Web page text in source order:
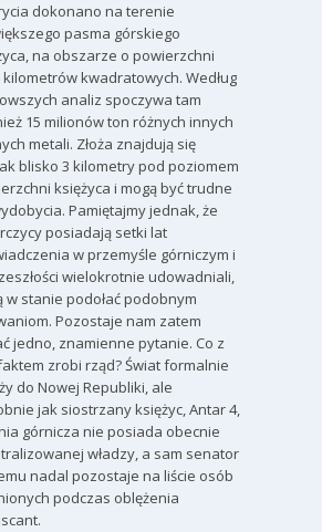
dokonano na terenie
pasma górskiego
na obszarze o powierzchni
kilometrów kwadratowych. Według
analiz spoczywa tam
15 milionów ton różnych innych
metali. Złoża znajdują się
blisko 3 kilometry pod poziomem
księżyca i mogą być trudne
Pamiętajmy jednak, że
posiadają setki lat
w przemyśle górniczym i
wielokrotnie udowadniali,
w stanie podołać podobnym
Pozostaje nam zatem
jedno, znamienne pytanie. Co z
zrobi rząd? Świat formalnie
do Nowej Republiki, ale
jak siostrzany księżyc, Antar 4,
górnicza nie posiada obecnie
władzy, a sam senator
nadal pozostaje na liście osób
podczas oblężenia